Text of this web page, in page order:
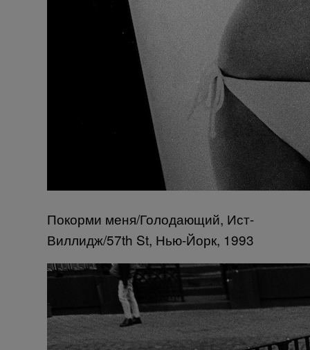
Покорми меня/Голодающий, Ист-
Виллидж/57th St, Нью-Йорк, 1993